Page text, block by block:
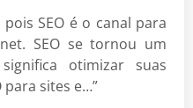
SEO é o canal para
SEO se tornou um
otimizar suas
para sites e…”